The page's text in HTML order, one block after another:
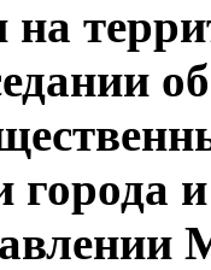
на
города